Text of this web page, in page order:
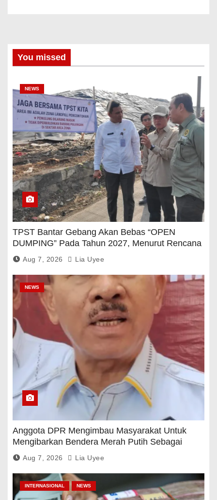
You missed
NEWS
TPST Bantar Gebang Akan Bebas “OPEN
DUMPING” Pada Tahun 2027, Menurut Rencana
Pemerintah
Aug 7, 2026 Lia Uyee
NEWS
Anggota DPR Mengimbau Masyarakat Untuk
Mengibarkan Bendera Merah Putih Sebagai
Tanda Rasa Terima Kasih
Aug 7, 2026 Lia Uyee
INTERNASIONAL NEWS